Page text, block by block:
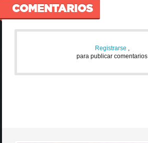
COMENTARIOS
Registrarse ,
para publicar comentarios